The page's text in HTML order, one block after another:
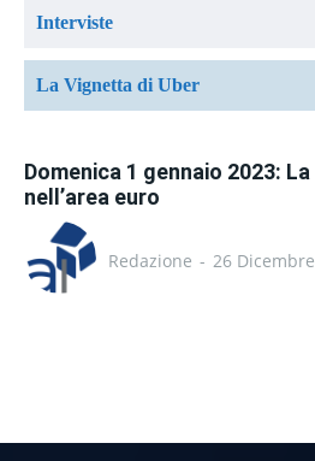
Interviste
La Vignetta di Uber
Domenica 1 gennaio 2023:
nell’area euro
Redazione - 26